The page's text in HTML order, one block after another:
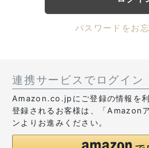
パスワードをお
連携サービスでログイン
Amazon.co.jpにご登録の情報を
登録されるお客様は、「Amazon
ンよりお進みください。